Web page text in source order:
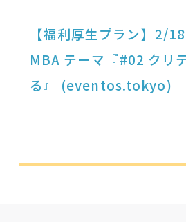
【福利厚生プラン】2/
MBA テーマ『#02 クリ
る』 (eventos.tokyo)